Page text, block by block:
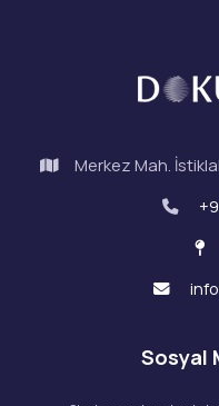
Merkez Mah.
Sosyal